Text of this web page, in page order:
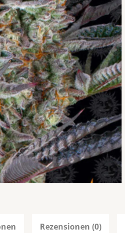
Rezensionen (0)